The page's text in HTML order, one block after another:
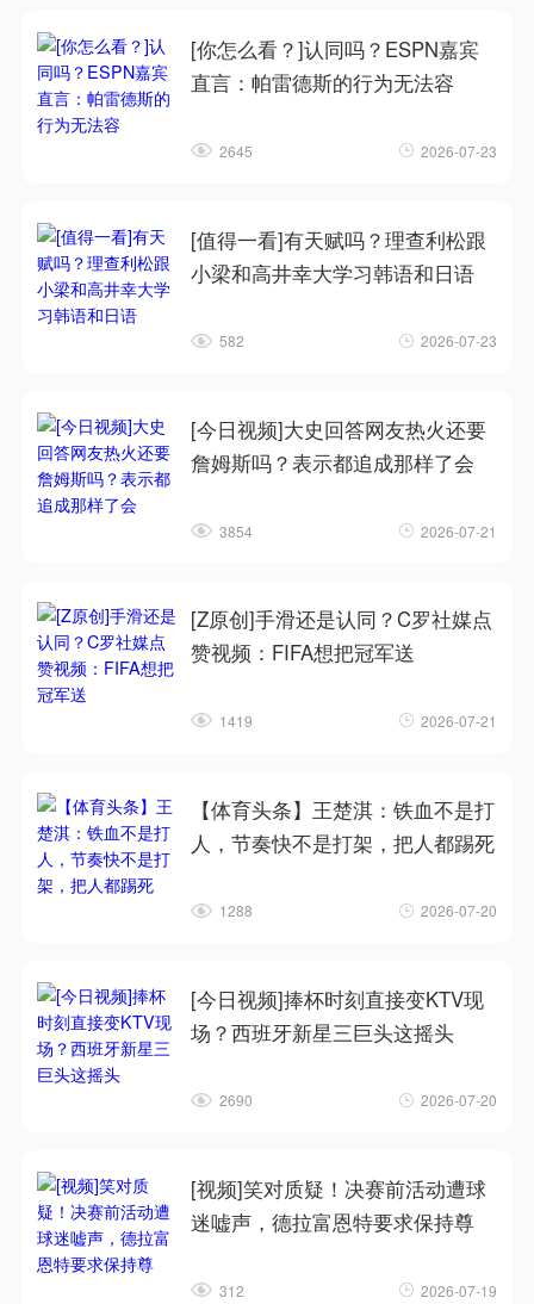
[你怎么看？]认同吗？ESPN嘉宾
直言：帕雷德斯的行为无法容
2645 2026-07-23
[值得一看]有天赋吗？理查利松跟
小梁和高井幸大学习韩语和日语
582 2026-07-23
[今日视频]大史回答网友热火还要
詹姆斯吗？表示都追成那样了会
3854 2026-07-21
[Z原创]手滑还是认同？C罗社媒点
赞视频：FIFA想把冠军送
1419 2026-07-21
【体育头条】王楚淇：铁血不是打
人，节奏快不是打架，把人都踢死
1288 2026-07-20
[今日视频]捧杯时刻直接变KTV现
场？西班牙新星三巨头这摇头
2690 2026-07-20
[视频]笑对质疑！决赛前活动遭球
迷嘘声，德拉富恩特要求保持尊
312 2026-07-19